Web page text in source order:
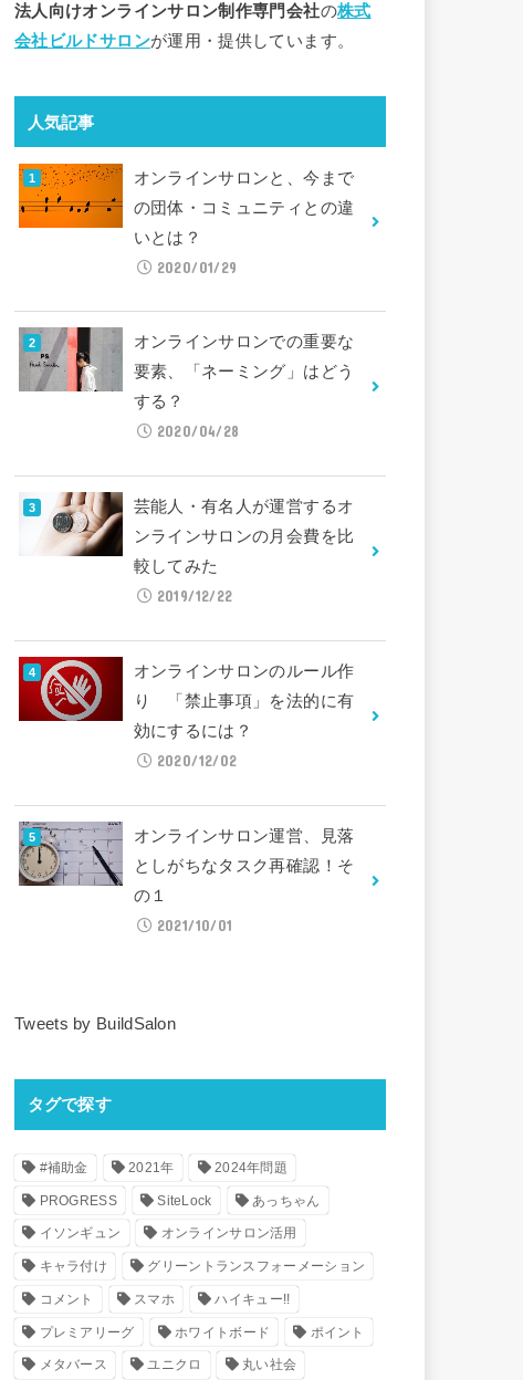
法人向けオンラインサロン制作専門会社の株式
会社ビルドサロンが運用・提供しています。
人気記事
オンラインサロンと、今まで
の団体・コミュニティとの違
いとは？
2020/01/29
オンラインサロンでの重要な
要素、「ネーミング」はどう
する？
2020/04/28
芸能人・有名人が運営するオ
ンラインサロンの月会費を比
較してみた
2019/12/22
オンラインサロンのルール作
り 「禁止事項」を法的に有
効にするには？
2020/12/02
オンラインサロン運営、見落
としがちなタスク再確認！そ
の１
2021/10/01
Tweets by BuildSalon
タグで探す
#補助金 2021年 2024年問題
PROGRESS SiteLock あっちゃん
イソンギュン オンラインサロン活用
キャラ付け グリーントランスフォーメーション
コメント スマホ ハイキュー!!
プレミアリーグ ホワイトボード ポイント
メタバース ユニクロ 丸い社会